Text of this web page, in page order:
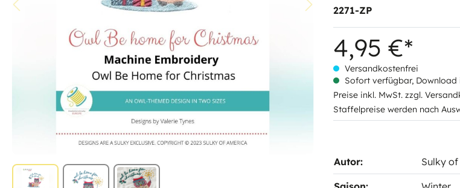
2271-ZP
4,95 €*
Versandkostenfrei
Sofort verfügbar,
Preise inkl. MwSt. zzgl.
Staffelpreise werden nach
Autor: Sulky